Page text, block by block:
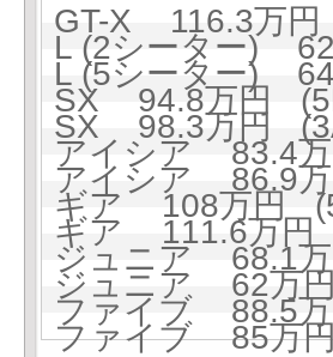
GT-X 116.3万
L (2シーター)
L (5シーター)
SX 94.8万円
SX 98.3万円
アイシア 83.4
アイシア 86.9
ギア 108万円
ギア 111.6万円
ジュニア 68.1
ジュニア 62万
ファイブ 88.5
ファイブ 85万